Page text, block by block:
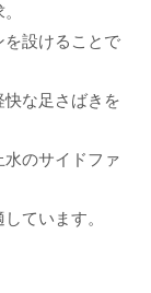
設けることで
な足さばきを
のサイドファ
ています。